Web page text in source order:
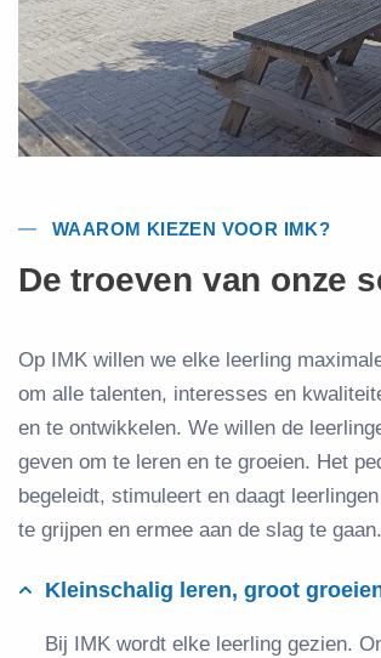
WAAROM KIEZEN VOOR IMK?
De troeven van onze
Op IMK willen we elke leerling
om alle talenten, interesses en
en te ontwikkelen. We willen de
geven om te leren en te groeien. Het
begeleidt, stimuleert en daagt
te grijpen en ermee aan de slag te gaan.
Kleinschalig leren, groot
Bij IMK wordt elke leerling gezien.